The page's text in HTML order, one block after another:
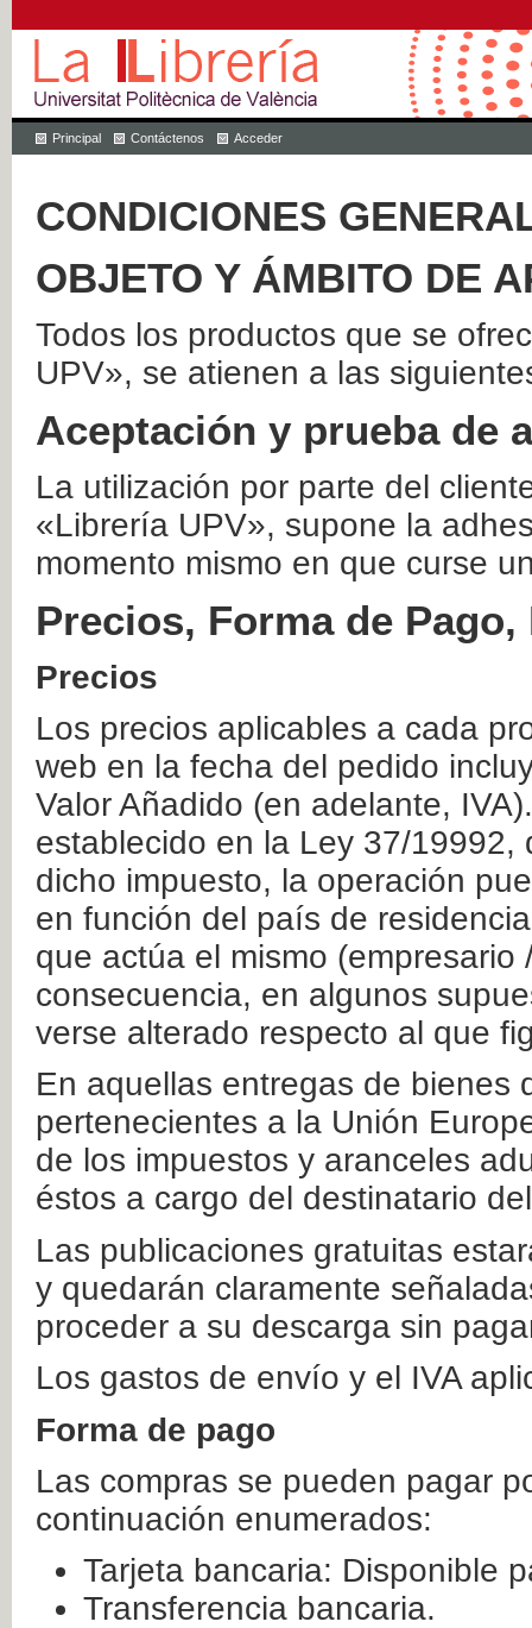
Principal Contáctenos Acceder
CONDICIONES
OBJETO Y ÁMBITO DE
Todos los productos que se
UPV», se atienen a las
Aceptación y prueba de
La utilización por parte del
«Librería UPV», supone la
momento mismo en que curse
Precios, Forma de
Precios
Los precios aplicables a cada
web en la fecha del pedido
Valor Añadido (en adelante,
establecido en la Ley 37/
dicho impuesto, la operación
en función del país de
que actúa el mismo
consecuencia, en algunos
verse alterado respecto al que
En aquellas entregas de bienes
pertenecientes a la Unión
de los impuestos y aranceles
éstos a cargo del destinatario
Las publicaciones gratuitas
y quedarán claramente
proceder a su descarga sin
Los gastos de envío y el IVA
Forma de pago
Las compras se pueden pagar
continuación enumerados:
Tarjeta bancaria: Disponible
Transferencia bancaria.